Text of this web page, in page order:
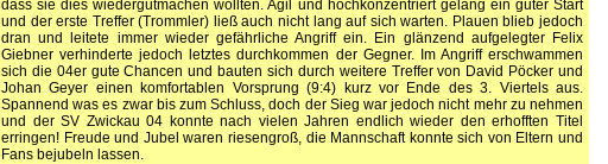
dass sie dies wiedergutmachen wollten. Agil und hochkonzentriert gelang ein guter Start
und der erste Treffer (Trommler) ließ auch nicht lang auf sich warten. Plauen blieb jedoch
dran und leitete immer wieder gefährliche Angriff ein. Ein glänzend aufgelegter Felix
Giebner verhinderte jedoch letztes durchkommen der Gegner. Im Angriff erschwammen
sich die 04er gute Chancen und bauten sich durch weitere Treffer von David Pöcker und
Johan Geyer einen komfortablen Vorsprung (9:4) kurz vor Ende des 3. Viertels aus.
Spannend was es zwar bis zum Schluss, doch der Sieg war jedoch nicht mehr zu nehmen
und der SV Zwickau 04 konnte nach vielen Jahren endlich wieder den erhofften Titel
erringen! Freude und Jubel waren riesengroß, die Mannschaft konnte sich von Eltern und
Fans bejubeln lassen.